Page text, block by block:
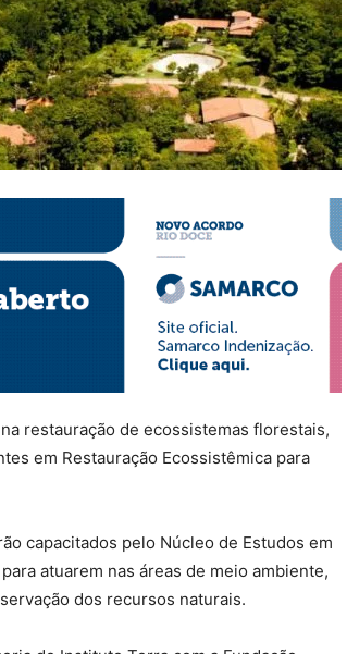
restauração de ecossistemas florestais,
em Restauração Ecossistêmica para
capacitados pelo Núcleo de Estudos em
atuarem nas áreas de meio ambiente,
dos recursos naturais.